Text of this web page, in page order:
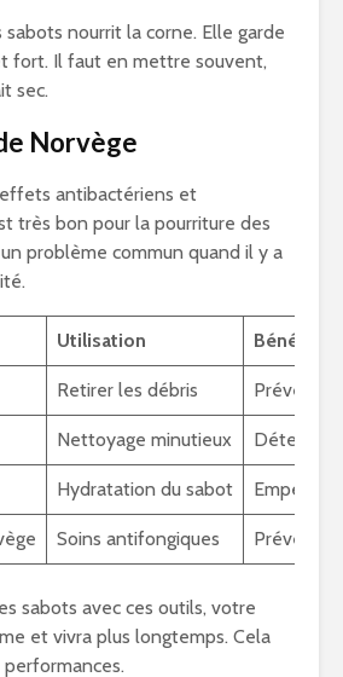
sabots nourrit la corne. Elle garde
fort. Il faut en mettre souvent,
sec.
Norvège
antibactériens et
très bon pour la pourriture des
problème commun quand il y a
Utilisation Bénéfices
Retirer les débris Prévenir
Nettoyage minutieux Détection
Hydratation du sabot
Soins antifongiques Prévenir
sabots avec ces outils, votre
et vivra plus longtemps. Cela
performances.